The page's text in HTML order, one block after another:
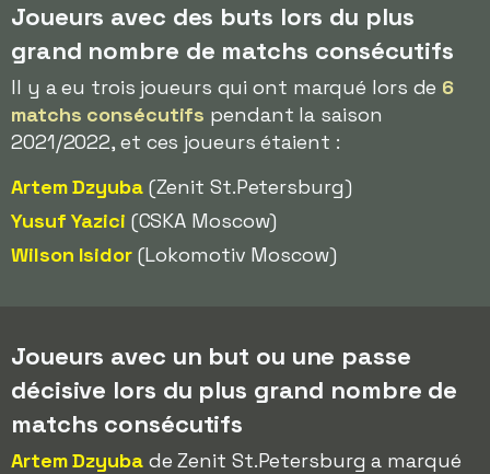
Joueurs avec des buts lors du plus
grand nombre de matchs consécutifs
Il y a eu trois joueurs qui ont marqué lors de 6
matchs consécutifs pendant la saison
2021/2022, et ces joueurs étaient :
Artem Dzyuba(Zenit St.Petersburg)
Yusuf Yazici (CSKA Moscow)
Wilson Isidor(Lokomotiv Moscow)
Joueurs avec un but ou une passe
décisive lors du plus grand nombre de
matchs consécutifs
Artem Dzyubade Zenit St.Petersburg a marqué